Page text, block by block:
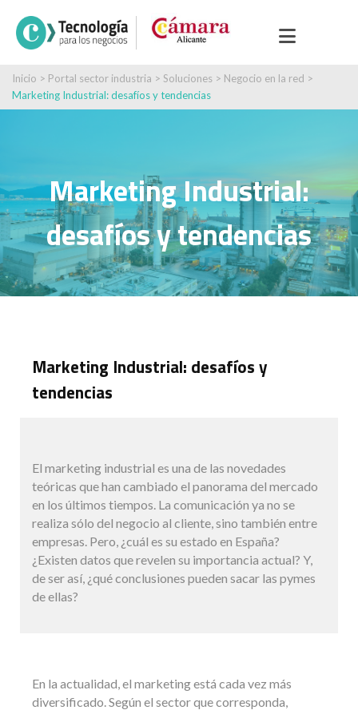
Inicio > Portal sector industria > Soluciones > Negocio en la red >
Marketing Industrial: desafíos y tendencias
Marketing Industrial:
desafíos y tendencias
Marketing Industrial: desafíos y
tendencias
El marketing industrial es una de las novedades
teóricas que han cambiado el panorama del mercado
en los últimos tiempos. La comunicación ya no se
realiza sólo del negocio al cliente, sino también entre
empresas. Pero, ¿cuál es su estado en España?
¿Existen datos que revelen su importancia actual? Y,
de ser así, ¿qué conclusiones pueden sacar las pymes
de ellas?
En la actualidad, el marketing está cada vez más
diversificado. Según el sector que corresponda,